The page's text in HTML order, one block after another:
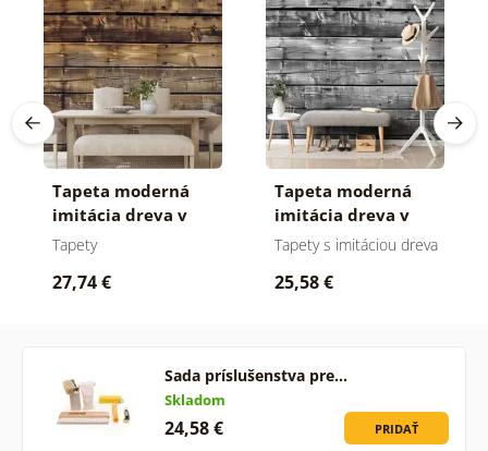
Tapeta moderná
imitácia dreva v
hnedom
Tapety
27,74 €
Tapeta moderná
imitácia dreva v
čiernobielom
Tapety s imitáciou dreva
25,58 €
Sada príslušenstva pre…
Skladom
24,58 € PRIDAŤ